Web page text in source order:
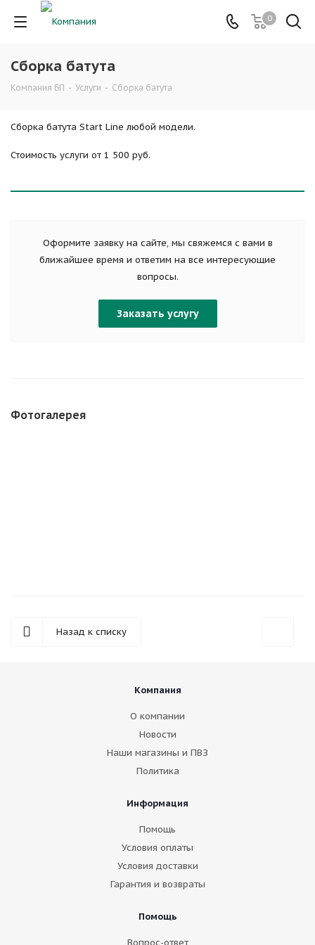
0
Сборка батута
Компания БП - Услуги - Сборка батута
Сборка батута Start Line любой модели.
Стоимость услуги от 1 500 руб.
Оформите заявку на сайте, мы свяжемся с вами в
ближайшее время и ответим на все интересующие
вопросы.
Заказать услугу
Фотогалерея
Назад к списку
Компания
О компании
Новости
Наши магазины и ПВЗ
Политика
Информация
Помощь
Условия оплаты
Условия доставки
Гарантия и возвраты
Помощь